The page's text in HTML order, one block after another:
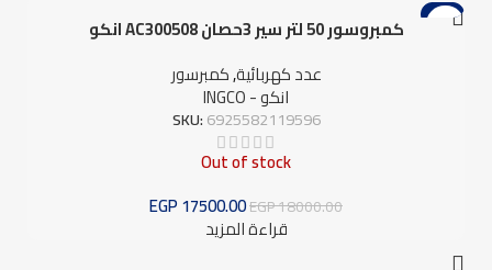
-3%
كمبروسور 50 لتر سير 3حصان AC300508 انكو
عدد كهربائية,كمبرسور
انكو - INGCO
SKU:6925582119596
Out of stock
EGP18000.00
EGP17500.00
قراءة المزيد